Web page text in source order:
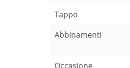
Tappo
Abbinamenti
Occasione